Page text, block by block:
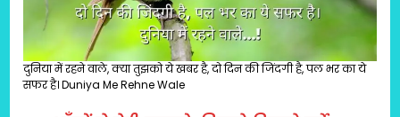
दुनिया में रहने वाले, क्या तुझको ये खबर है, दो दिन की जिंदगी है, पल भर का ये
सफर है। Duniya Me Rehne Wale